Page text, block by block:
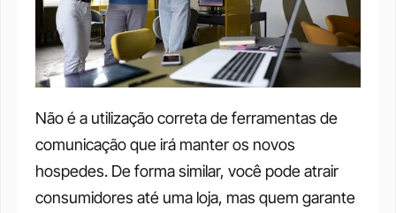
Não é a utilização correta de ferramentas de
comunicação que irá manter os novos
hospedes. De forma similar, você pode atrair
consumidores até uma loja, mas quem garante